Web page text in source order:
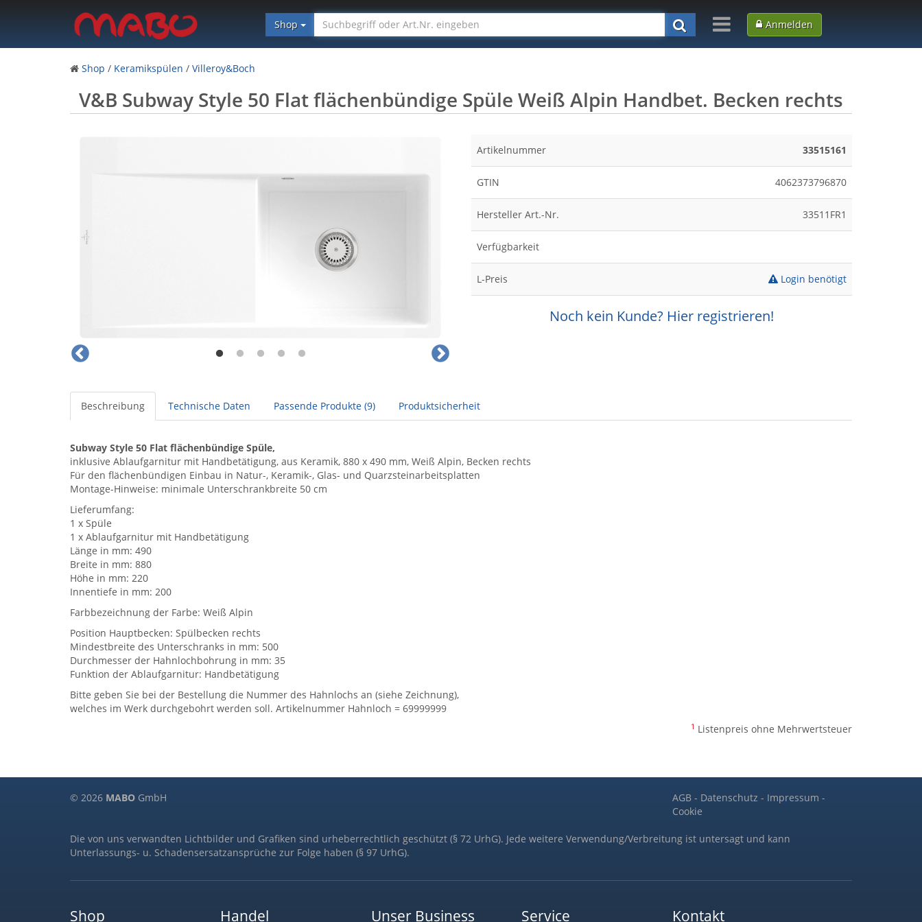
Shop Anmelden
Shop / Keramikspülen / Villeroy&Boch
V&B Subway Style 50 Flat flächenbündige Spüle Weiß Alpin Handbet. Becken rechts
Artikelnummer 33515161
GTIN 4062373796870
Hersteller Art.-Nr. 33511FR1
Verfügbarkeit
L-Preis Login benötigt
Noch kein Kunde? Hier registrieren!
Beschreibung Technische Daten Passende Produkte (9) Produktsicherheit
Subway Style 50 Flat flächenbündige Spüle,
inklusive Ablaufgarnitur mit Handbetätigung, aus Keramik, 880 x 490 mm, Weiß Alpin, Becken rechts
Für den flächenbündigen Einbau in Natur-, Keramik-, Glas- und Quarzsteinarbeitsplatten
Montage-Hinweise: minimale Unterschrankbreite 50 cm
Lieferumfang:
1 x Spüle
1 x Ablaufgarnitur mit Handbetätigung
Länge in mm: 490
Breite in mm: 880
Höhe in mm: 220
Innentiefe in mm: 200
Farbbezeichnung der Farbe: Weiß Alpin
Position Hauptbecken: Spülbecken rechts
Mindestbreite des Unterschranks in mm: 500
Durchmesser der Hahnlochbohrung in mm: 35
Funktion der Ablaufgarnitur: Handbetätigung
Bitte geben Sie bei der Bestellung die Nummer des Hahnlochs an (siehe Zeichnung),
welches im Werk durchgebohrt werden soll. Artikelnummer Hahnloch = 69999999
1 Listenpreis ohne Mehrwertsteuer
© 2026 MABO GmbH AGB- Datenschutz - Impressum -
Cookie
Die von uns verwandten Lichtbilder und Grafiken sind urheberrechtlich geschützt (§ 72 UrhG). Jede weitere Verwendung/Verbreitung ist untersagt und kann
Unterlassungs- u. Schadensersatzansprüche zur Folge haben (§ 97 UrhG).
Shop Handel Unser Business Service Kontakt